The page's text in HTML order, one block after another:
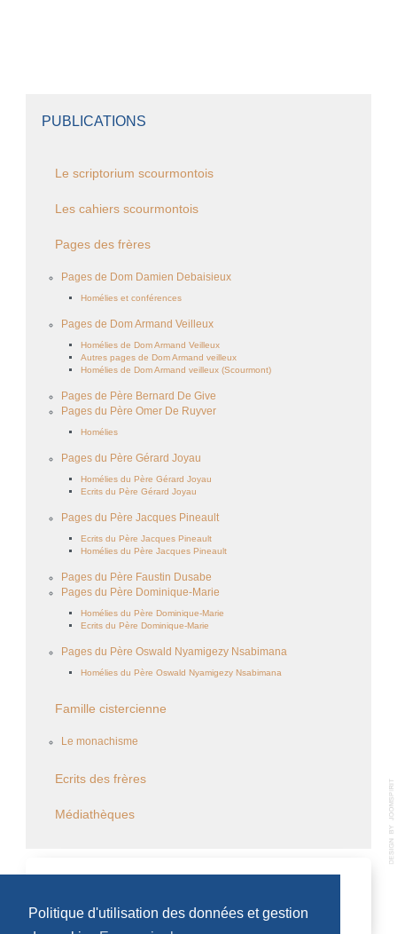
Politique d'utilisation des données et gestion
PUBLICATIONS
Le scriptorium scourmontois
Les cahiers scourmontois
Pages des frères
Pages de Dom Damien Debaisieux
Homélies et conférences
Pages de Dom Armand Veilleux
Homélies de Dom Armand Veilleux
Autres pages de Dom Armand veilleux
Homélies de Dom Armand veilleux (Scourmont)
Pages de Père Bernard De Give
Pages du Père Omer De Ruyver
Homélies
Pages du Père Gérard Joyau
Homélies du Père Gérard Joyau
Ecrits du Père Gérard Joyau
Pages du Père Jacques Pineault
Ecrits du Père Jacques Pineault
Homélies du Père Jacques Pineault
Pages du Père Faustin Dusabe
Pages du Père Dominique-Marie
Homélies du Père Dominique-Marie
Ecrits du Père Dominique-Marie
Pages du Père Oswald Nyamigezy Nsabimana
Homélies du Père Oswald Nyamigezy Nsabimana
Famille cistercienne
Le monachisme
Ecrits des frères
Médiathèques
Aucun évènement